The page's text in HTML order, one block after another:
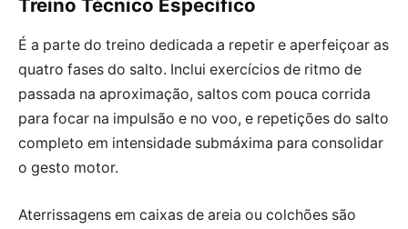
Treino Técnico Específico
É a parte do treino dedicada a repetir e aperfeiçoar as
quatro fases do salto. Inclui exercícios de ritmo de
passada na aproximação, saltos com pouca corrida
para focar na impulsão e no voo, e repetições do salto
completo em intensidade submáxima para consolidar
o gesto motor.
Aterrissagens em caixas de areia ou colchões são